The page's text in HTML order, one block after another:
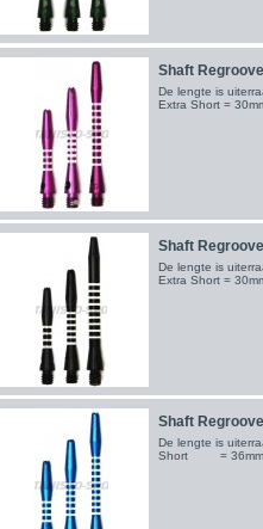
Shaft
De lengte is
Extra Short =
Shaft
De lengte is
Extra Short =
Shaft
De lengte is
Short = 36mm